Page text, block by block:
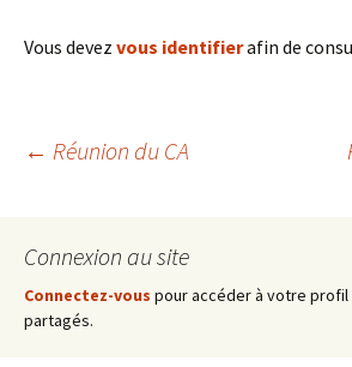
Vous devez vous identifierafin de
Navigation
des
articles
← Réunion du CA
Connexion au site
Connectez-vous pour accéder à votre profil
partagés.